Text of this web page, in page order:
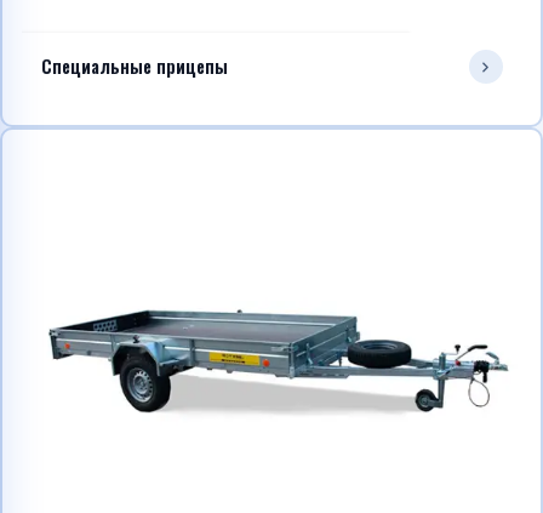
Специальные прицепы